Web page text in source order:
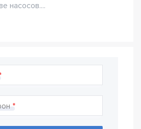
насосов....